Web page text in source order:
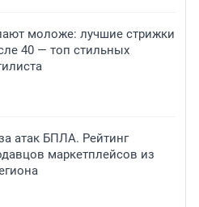
моложе: лучшие стрижки
40 — топ стильных
атак БПЛА. Рейтинг
маркетплейсов из